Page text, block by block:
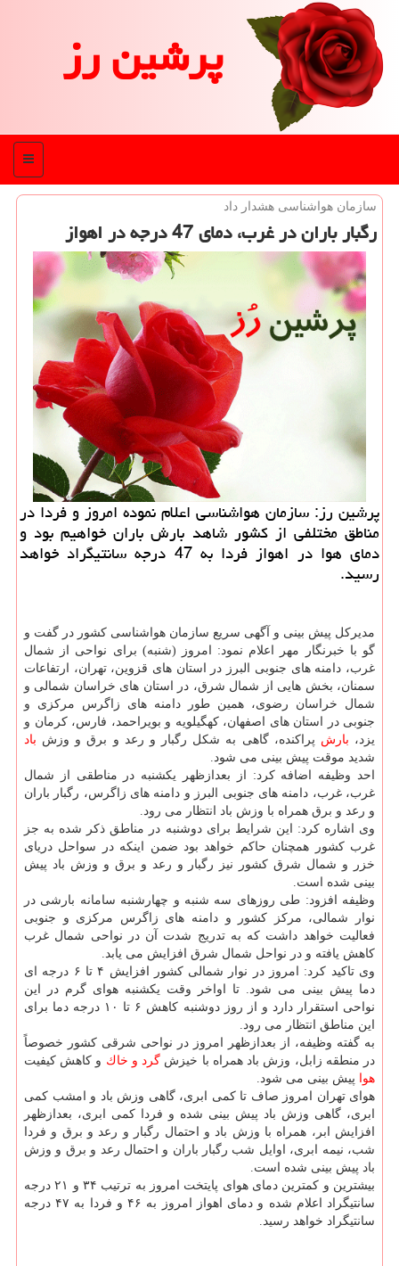
پرشین رز
منو
سازمان هواشناسی هشدار داد
رگبار باران در غرب، دمای 47 درجه در اهواز
پرشین رز: سازمان هواشناسی اعلام نموده امروز و فردا در
مناطق مختلفی از كشور شاهد بارش باران خواهیم بود و
دمای هوا در اهواز فردا به 47 درجه سانتیگراد خواهد
رسید.
مدیركل پیش بینی و آگهی سریع سازمان هواشناسی كشور در گفت و
گو با خبرنگار مهر اعلام نمود: امروز (شنبه) برای نواحی از شمال
غرب، دامنه های جنوبی البرز در استان های قزوین، تهران، ارتفاعات
سمنان، بخش هایی از شمال شرق، در استان های خراسان شمالی و
شمال خراسان رضوی، همین طور دامنه های زاگرس مركزی و
جنوبی در استان های اصفهان، كهگیلویه و بویراحمد، فارس، كرمان و
یزد، بارش پراكنده، گاهی به شكل رگبار و رعد و برق و وزش باد
شدید موقت پیش بینی می شود.
احد وظیفه اضافه كرد: از بعدازظهر یكشنبه در مناطقی از شمال
غرب، غرب، دامنه های جنوبی البرز و دامنه های زاگرس، رگبار باران
و رعد و برق همراه با وزش باد انتظار می رود.
وی اشاره كرد: این شرایط برای دوشنبه در مناطق ذكر شده به جز
غرب كشور همچنان حاكم خواهد بود ضمن اینكه در سواحل دریای
خزر و شمال شرق كشور نیز رگبار و رعد و برق و وزش باد پیش
بینی شده است.
وظیفه افزود: طی روزهای سه شنبه و چهارشنبه سامانه بارشی در
نوار شمالی، مركز كشور و دامنه های زاگرس مركزی و جنوبی
فعالیت خواهد داشت كه به تدریج شدت آن در نواحی شمال غرب
كاهش یافته و در نواحل شمال شرق افزایش می یابد.
وی تاكید كرد: امروز در نوار شمالی كشور افزایش ۴ تا ۶ درجه ای
دما پیش بینی می شود. تا اواخر وقت یكشنبه هوای گرم در این
نواحی استقرار دارد و از روز دوشنبه كاهش ۶ تا ۱۰ درجه دما برای
این مناطق انتظار می رود.
به گفته وظیفه، از بعدازظهر امروز در نواحی شرقی كشور خصوصاً
در منطقه زابل، وزش باد همراه با خیزش گرد و خاك و كاهش كیفیت
هوا پیش بینی می شود.
هوای تهران امروز صاف تا كمی ابری، گاهی وزش باد و امشب كمی
ابری، گاهی وزش باد پیش بینی شده و فردا كمی ابری، بعدازظهر
افزایش ابر، همراه با وزش باد و احتمال رگبار و رعد و برق و فردا
شب، نیمه ابری، اوایل شب رگبار باران و احتمال رعد و برق و وزش
باد پیش بینی شده است.
بیشترین و كمترین دمای هوای پایتخت امروز به ترتیب ۳۴ و ۲۱ درجه
سانتیگراد اعلام شده و دمای اهواز امروز به ۴۶ و فردا به ۴۷ درجه
سانتیگراد خواهد رسید.